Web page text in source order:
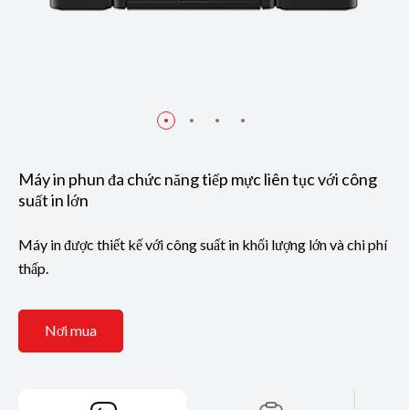
Máy in phun đa chức năng tiếp mực liên tục với công
suất in lớn
Máy in được thiết kế với công suất in khối lượng lớn và chi phí
thấp.
Nơi mua